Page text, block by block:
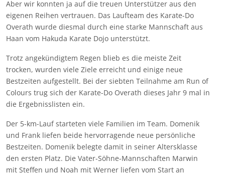
Aber wir konnten ja auf die treuen Unterstützer aus den
eigenen Reihen vertrauen. Das Laufteam des Karate-Do
Overath wurde diesmal durch eine starke Mannschaft aus
Haan vom Hakuda Karate Dojo unterstützt.
Trotz angekündigtem Regen blieb es die meiste Zeit
trocken, wurden viele Ziele erreicht und einige neue
Bestzeiten aufgestellt. Bei der siebten Teilnahme am Run of
Colours trug sich der Karate-Do Overath dieses Jahr 9 mal in
die Ergebnisslisten ein.
Der 5-km-Lauf starteten viele Familien im Team. Domenik
und Frank liefen beide hervorragende neue persönliche
Bestzeiten. Domenik belegte damit in seiner Altersklasse
den ersten Platz. Die Vater-Söhne-Mannschaften Marwin
mit Steffen und Noah mit Werner liefen vom Start an